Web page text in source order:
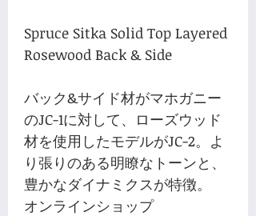
Spruce Sitka Solid Top Layered
Rosewood Back & Side
バック&サイド材がマホガニー
のJC-1に対して、ローズウッド
材を使用したモデルがJC-2。よ
り張りのある明瞭なトーンと、
豊かなダイナミクスが特徴。
オンラインショップ